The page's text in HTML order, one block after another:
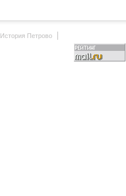
История Петрово